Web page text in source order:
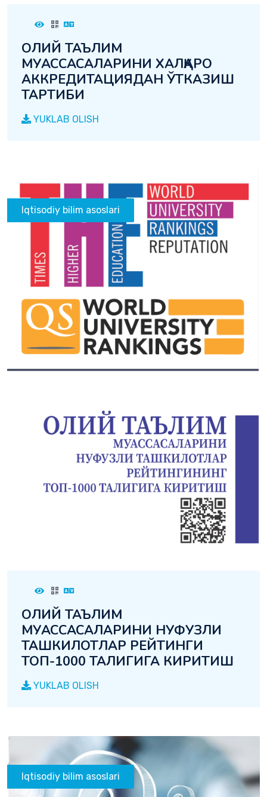
ОЛИЙ ТАЪЛИМ
МУАССАСАЛАРИНИ ХАЛҚАРО
АККРЕДИТАЦИЯДАН ЎТКАЗИШ
ТАРТИБИ
YUKLAB OLISH
Iqtisodiy bilim asoslari
ОЛИЙ ТАЪЛИМ
МУАССАСАЛАРИНИ НУФУЗЛИ
ТАШКИЛОТЛАР РЕЙТИНГИ
ТОП-1000 ТАЛИГИГА КИРИТИШ
YUKLAB OLISH
Iqtisodiy bilim asoslari